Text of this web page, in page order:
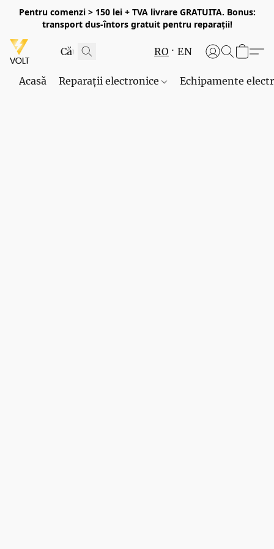
Pentru comenzi > 150 lei + TVA livrare GRATUITA. Bonus:
transport dus-întors gratuit pentru reparații!
RO EN
Acasă Reparații electronice Echipamente